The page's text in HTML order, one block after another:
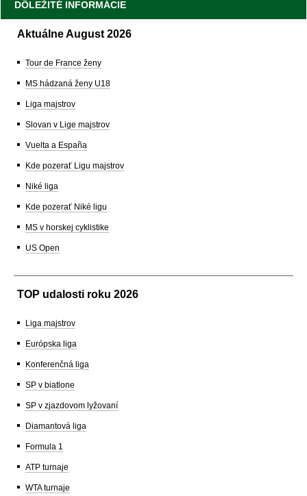
DÔLEŽITÉ INFORMÁCIE
Aktuálne August 2026
Tour de France ženy
MS hádzaná ženy U18
Liga majstrov
Slovan v Lige majstrov
Vuelta a España
Kde pozerať Ligu majstrov
Niké liga
Kde pozerať Niké ligu
MS v horskej cyklistike
US Open
TOP udalosti roku 2026
Liga majstrov
Európska liga
Konferenčná liga
SP v biatlone
SP v zjazdovom lyžovaní
Diamantová liga
Formula 1
ATP turnaje
WTA turnaje